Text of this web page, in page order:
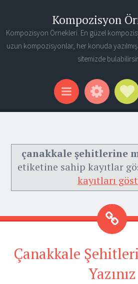
Kompozisyon
Kompozisyon Örnekleri. En güzel
uzun kompozisyonlar, her konuda
sitemizde
Menu Widgets
çanakkale şehitlerine
etiketine sahip kayıtlar
kayıtları
Çanakkale
Yazınız